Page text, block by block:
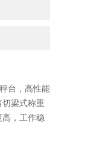
台，高性能
切梁式称重
，工作稳